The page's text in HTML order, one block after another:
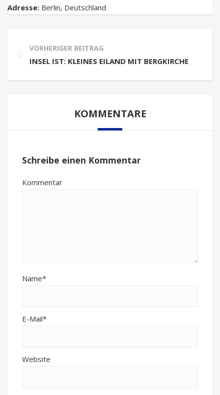
Adresse: Berlin, Deutschland
VORHERIGER BEITRAG
INSEL IST: KLEINES EILAND MIT BERGKIRCHE
KOMMENTARE
Schreibe einen Kommentar
Kommentar
Name*
E-Mail*
Website